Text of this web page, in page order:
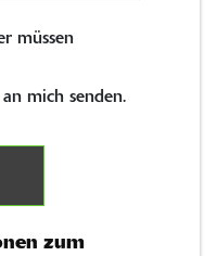
müssen
mich senden.
zum